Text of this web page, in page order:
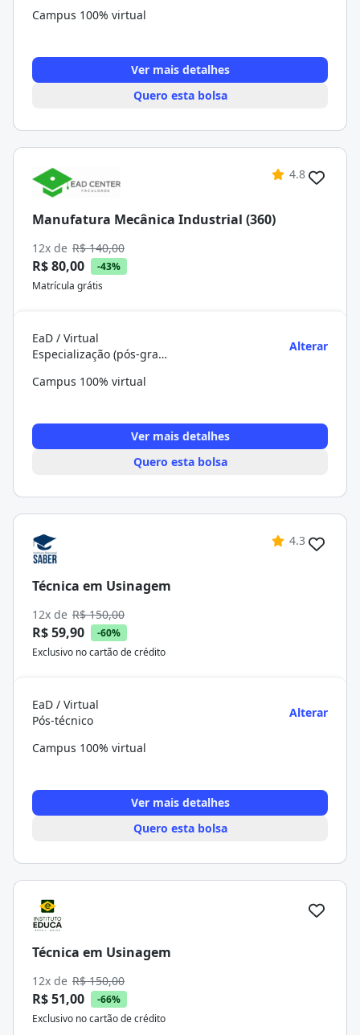
Campus 100% virtual
Ver mais detalhes
Quero esta bolsa
4.8
Manufatura Mecânica Industrial (360)
12x de R$ 140,00
R$ 80,00
-43%
Matrícula grátis
EaD / Virtual
Especialização (pós-graduação)
Alterar
Campus 100% virtual
Ver mais detalhes
Quero esta bolsa
4.3
Técnica em Usinagem
12x de R$ 150,00
R$ 59,90
-60%
Exclusivo no cartão de crédito
EaD / Virtual
Pós-técnico
Alterar
Campus 100% virtual
Ver mais detalhes
Quero esta bolsa
Técnica em Usinagem
12x de R$ 150,00
R$ 51,00
-66%
Exclusivo no cartão de crédito